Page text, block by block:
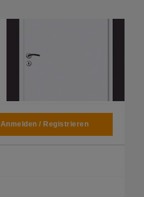
Anmelden / Registrieren